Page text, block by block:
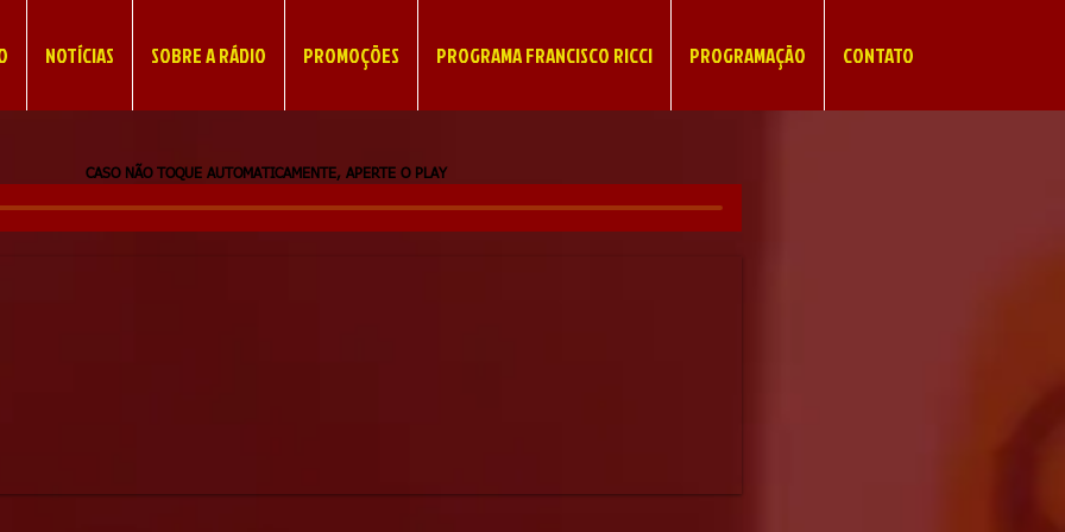
NOTÍCIAS SOBRE A RÁDIO PROMOÇÕES PROGRAMA FRANCISCO RICCI PROGRAMAÇÃO CONTATO
CASO NÃO TOQUE AUTOMATICAMENTE, APERTE O PLAY